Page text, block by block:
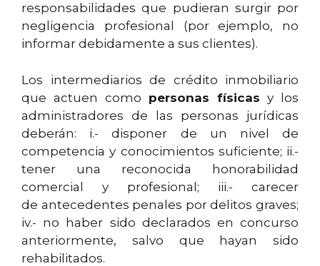
responsabilidades que pudieran surgir por
negligencia profesional (por ejemplo, no
informar debidamente a sus clientes).
Los intermediarios de crédito inmobiliario
que actuen como personas físicas y los
administradores de las personas jurídicas
deberán: i.- disponer de un nivel de
competencia y conocimientos suficiente; ii.-
tener una reconocida honorabilidad
comercial y profesional; iii.- carecer
de antecedentes penales por delitos graves;
iv.- no haber sido declarados en concurso
anteriormente, salvo que hayan sido
rehabilitados.